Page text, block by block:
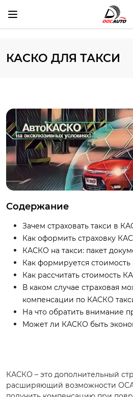
КАСКО ДЛЯ ТАКСИ
Содержание
Зачем страховать такси в
Как оформить страховку
КАСКО на такси: пакет
Как формируется
Как рассчитать стоимость
В каком случае страховая
компенсации по КАСКО
На что обратить внимание
Может ли КАСКО быть
КАСКО – это дополнительный
расширяющий возможности